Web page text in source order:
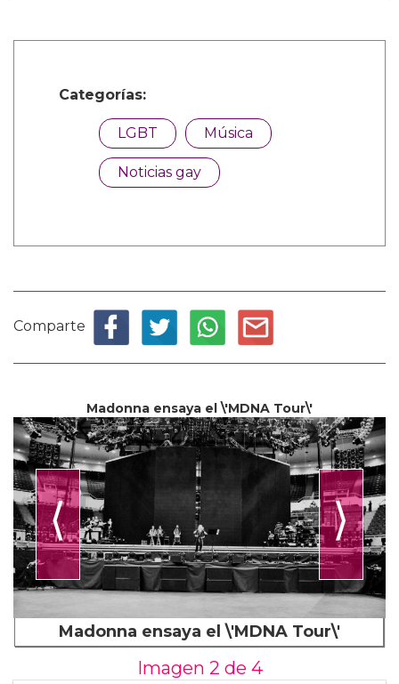
Categorías:
LGBT Música
Noticias gay
Comparte
Madonna ensaya el \'MDNA Tour\'
⟨ ⟩
Madonna ensaya el \'MDNA Tour\'
Imagen 2 de 4